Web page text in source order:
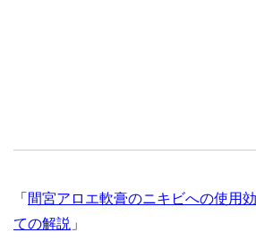
「 間宮アロエ軟膏のニキビへの使用
ての解説 」